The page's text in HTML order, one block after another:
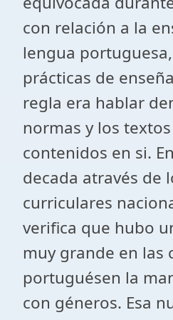
con relación a la
lengua
prácticas de
regla era hablar
normas y los
contenidos en si.
decada através de
curriculares
verifica que hubo
muy grande en las
portuguésen la
con géneros. Esa